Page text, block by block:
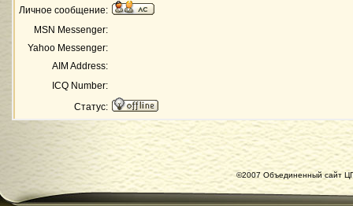
Личное сообщение:
MSN Messenger:
Yahoo Messenger:
AIM Address:
ICQ Number:
Статус:
©2007 Объединенный сайт